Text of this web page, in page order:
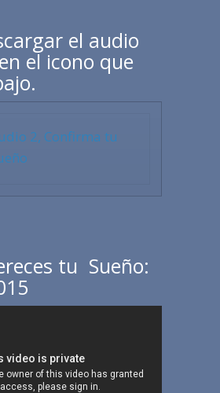
el audio
el icono que
2, Confirma tu
tu Sueño: